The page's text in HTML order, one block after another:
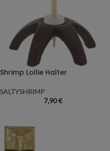
Shrimp Lollie Halter
SALTYSHRIMP
7,90€